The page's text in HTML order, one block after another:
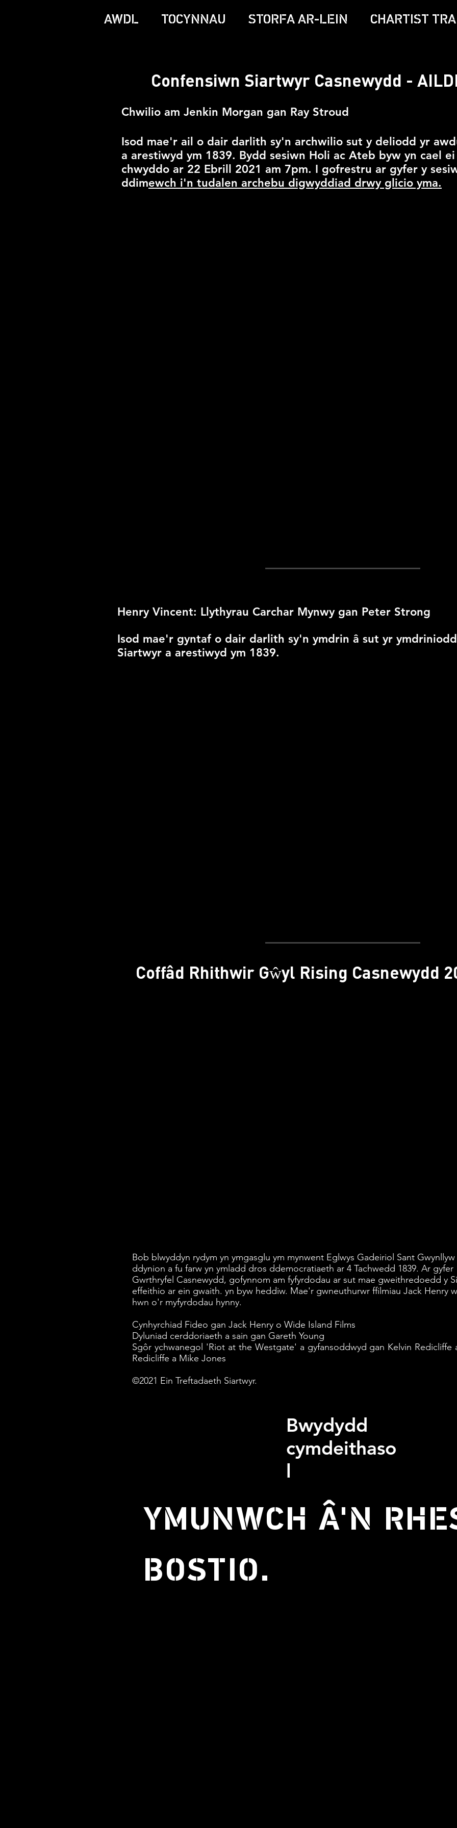
AWDL TOCYNNAU STORFA AR-LEIN CHARTIST
Confensiwn Siartwyr Casnewydd -
Chwilio am Jenkin Morgan gan Ray Stroud
Isod mae'r ail o dair darlith sy'n archwilio sut y deliodd yr
a arestiwyd ym 1839. Bydd sesiwn Holi ac Ateb byw yn cael
chwyddo ar 22 Ebrill 2021 am 7pm. I gofrestru ar gyfer y
ddimewch i'n tudalen archebu digwyddiad drwy glicio yma.
Henry Vincent: Llythyrau Carchar Mynwy gan Peter Strong
Isod mae'r gyntaf o dair darlith sy'n ymdrin â sut yr
Siartwyr a arestiwyd ym 1839.
Coffâd Rhithwir Gŵyl Rising Casnewydd
Bob blwyddyn rydym yn ymgasglu ym mynwent Eglwys Gadeiriol Sant
ddynion a fu farw yn ymladd dros ddemocratiaeth ar 4 Tachwedd 1839. Ar gyfer
Gwrthryfel Casnewydd, gofynnom am fyfyrdodau ar sut mae gweithredoedd y
effeithio ar ein gwaith. yn byw heddiw. Mae'r gwneuthurwr ffilmiau Jack Henry
hwn o'r myfyrdodau hynny.
Cynhyrchiad Fideo gan Jack Henry o Wide Island Films
Dyluniad cerddoriaeth a sain gan Gareth Young
Sgôr ychwanegol 'Riot at the Westgate' a gyfansoddwyd gan Kelvin Redicliffe
Redicliffe a Mike Jones
©2021 Ein Treftadaeth Siartwyr.
Bwydydd
cymdeithaso
l
YMUNWCH Â'N
BOSTIO.